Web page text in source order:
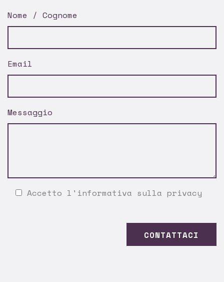
Nome / Cognome
Email
Messaggio
Accetto l' informativa sulla privacy